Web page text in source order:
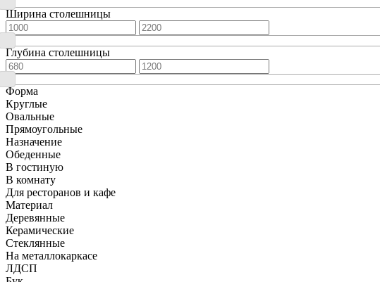
Ширина столешницы
Глубина столешницы
Форма
Круглые
Овальные
Прямоугольные
Назначение
Обеденные
В гостиную
В комнату
Для ресторанов и кафе
Материал
Деревянные
Керамические
Стеклянные
На металлокаркасе
ЛДСП